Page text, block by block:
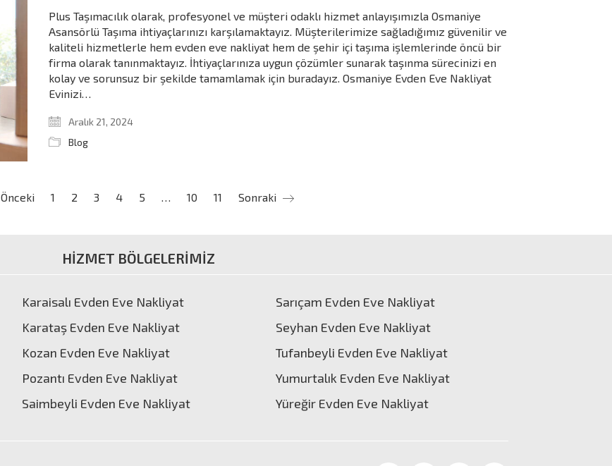
Plus Taşımacılık olarak, profesyonel ve müşteri odaklı hizmet anlayışımızla Osmaniye
Asansörlü Taşıma ihtiyaçlarınızı karşılamaktayız. Müşterilerimize sağladığımız güvenilir ve
kaliteli hizmetlerle hem evden eve nakliyat hem de şehir içi taşıma işlemlerinde öncü bir
firma olarak tanınmaktayız. İhtiyaçlarınıza uygun çözümler sunarak taşınma sürecinizi en
kolay ve sorunsuz bir şekilde tamamlamak için buradayız. Osmaniye Evden Eve Nakliyat
Evinizi…
Aralık 21, 2024
Blog
Önceki 1 2 3 4 5 10 11 Sonraki
HİZMET BÖLGELERİMİZ
Karaisalı Evden Eve Nakliyat
Karataş Evden Eve Nakliyat
Kozan Evden Eve Nakliyat
Pozantı Evden Eve Nakliyat
Saimbeyli Evden Eve Nakliyat
Sarıçam Evden Eve Nakliyat
Seyhan Evden Eve Nakliyat
Tufanbeyli Evden Eve Nakliyat
Yumurtalık Evden Eve Nakliyat
Yüreğir Evden Eve Nakliyat